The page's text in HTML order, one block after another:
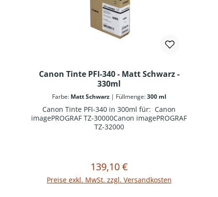
Canon Tinte PFI-340 - Matt Schwarz -
330ml
Farbe: Matt Schwarz | Füllmenge:300 ml
Canon Tinte PFI-340 in 300ml für: Canon
imagePROGRAF TZ-30000Canon imagePROGRAF
TZ-32000
Regulärer Preis:
139,10 €
Preise exkl. MwSt. zzgl. Versandkosten
In den Warenkorb